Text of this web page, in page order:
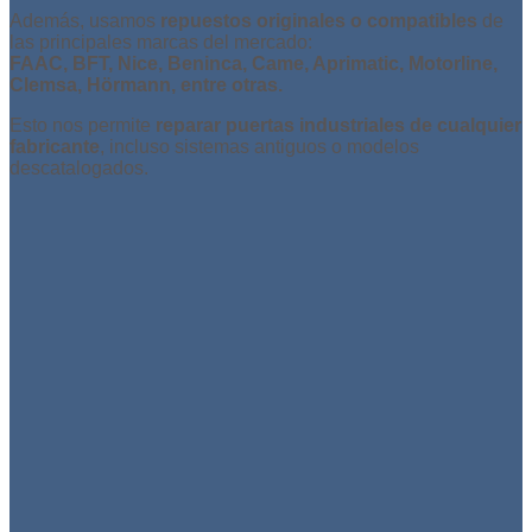
Además, usamos repuestos originales o compatibles de
las principales marcas del mercado:
FAAC, BFT, Nice, Beninca, Came, Aprimatic, Motorline,
Clemsa, Hörmann, entre otras.
Esto nos permite reparar puertas industriales de cualquier
fabricante, incluso sistemas antiguos o modelos
descatalogados.